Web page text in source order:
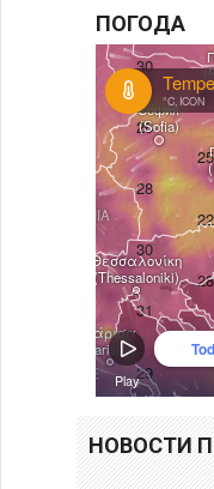
ПОГОДА
НОВОСТИ